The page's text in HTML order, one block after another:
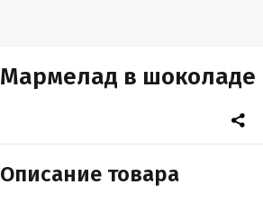
Мармелад в шоколаде
Описание товара